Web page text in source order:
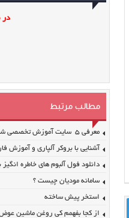
در
مطالب مرتبط
معرفی ۵ سایت آموزش تخصصی شبکه ، لینوکس و امنیت
آشنایی با بروکر آلپاری و آموزش
دانلود فول آلبوم های خاطره انگیز با
سامانه مودیان چیست ؟
استخر پیش ساخته
از کجا بفهمم کی روغن ماشین